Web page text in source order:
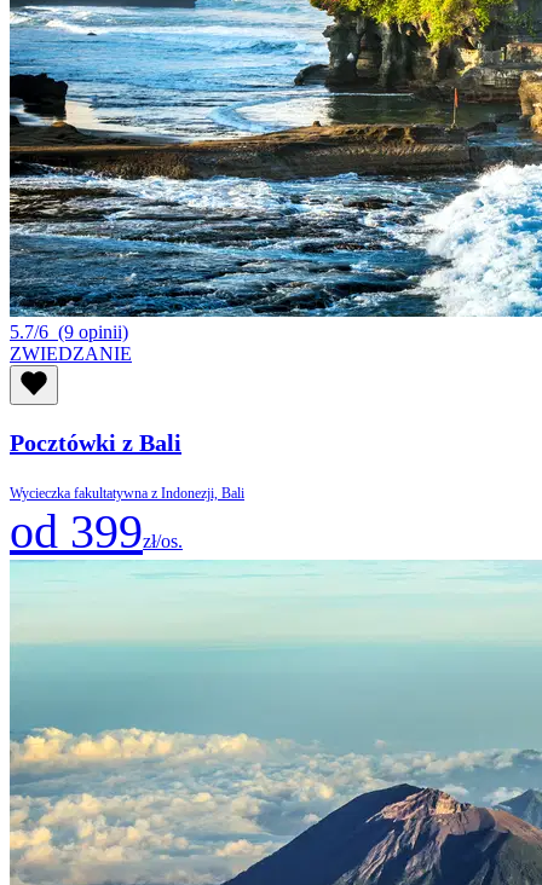
5.7/6 (9 opinii)
ZWIEDZANIE
Pocztówki z Bali
Wycieczka fakultatywna z Indonezji, Bali
od 399zł/os.